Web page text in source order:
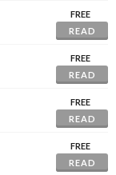
FREE
READ
FREE
READ
FREE
READ
FREE
READ